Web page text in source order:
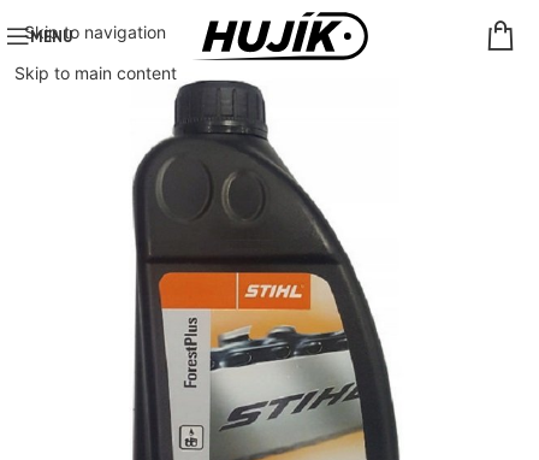
Skip to navigation
Skip to main content
MENU